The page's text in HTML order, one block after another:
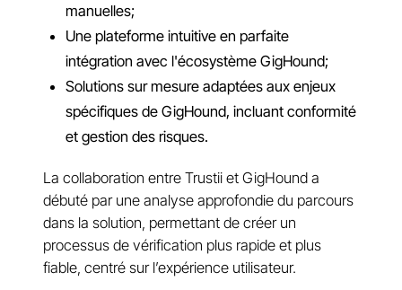
manuelles;
Une plateforme intuitive en parfaite
intégration avec l'écosystème GigHound;
Solutions sur mesure adaptées aux enjeux
spécifiques de GigHound, incluant conformité
et gestion des risques.
La collaboration entre Trustii et GigHound a
débuté par une analyse approfondie du parcours
dans la solution, permettant de créer un
processus de vérification plus rapide et plus
fiable, centré sur l’expérience utilisateur.